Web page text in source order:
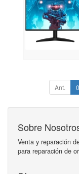
Ant.
Sobre
Venta y reparación
para reparación de